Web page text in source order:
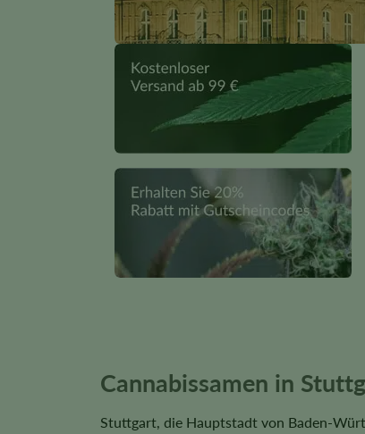
Cannabissamen in
Stuttgart, die Hauptstadt von Baden-